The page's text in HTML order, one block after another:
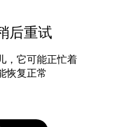
后重试
，它可能正忙着
恢复正常